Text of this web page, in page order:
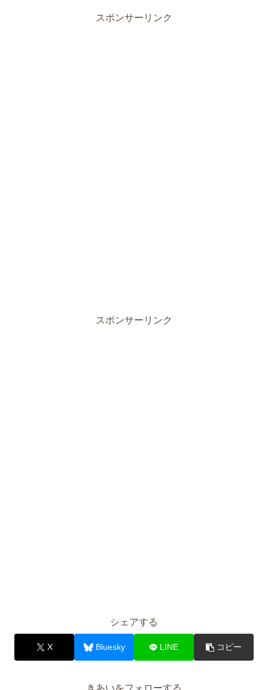
スポンサーリンク
スポンサーリンク
シェアする
X Bluesky LINE コピー